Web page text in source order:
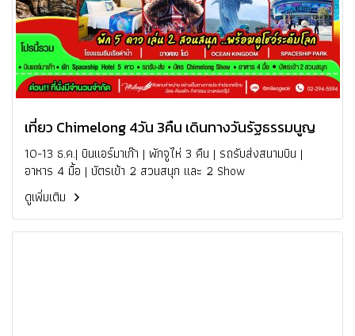
เที่ยว Chimelong 4วัน 3คืน เดินทางวันรัฐธรรมนูญ
10-13 ธ.ค.| บินแอร์มาเก๊า | พักจูไห่ 3 คืน | รถรับส่งสนามบิน |
อาหาร 4 มื้อ | บัตรเข้า 2 สวนสนุก และ 2 Show
ดูเพิ่มเติม